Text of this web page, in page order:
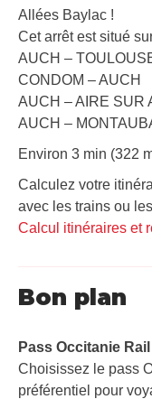
Allées Baylac !
Cet arrêt est situé
AUCH –
CONDOM – AUCH
AUCH – AIRE SUR
AUCH –
Environ 3 min (322
Calculez votre
avec les trains ou
Calcul itinéraires et
Bon plan
Pass Occitanie
Choisissez le pass
préférentiel pour